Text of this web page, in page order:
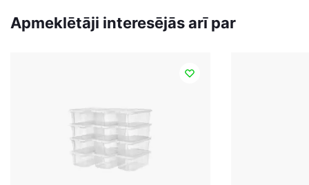
Apmeklētāji interesējās arī par